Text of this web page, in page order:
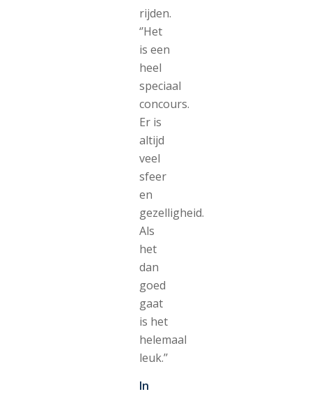
rijden.
‘’Het
is een
heel
speciaal
concours.
Er is
altijd
veel
sfeer
en
gezelligheid.
Als
het
dan
goed
gaat
is het
helemaal
leuk.’’
In